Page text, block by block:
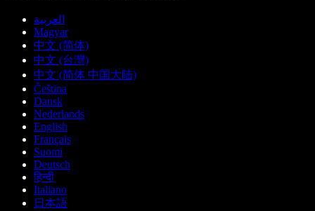
العربية
Magyar
中文 (简体)
中文 (台灣)
中文 (简体 中国大陆)
Čeština
Dansk
Nederlands
English
Français
Suomi
Deutsch
हिन्दी
Italiano
日本語